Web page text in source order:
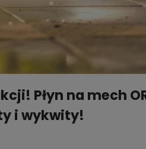
Płyn na mech
i wykwity!